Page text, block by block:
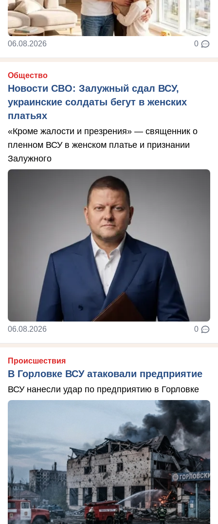
06.08.2026 0
Общество
Новости СВО: Залужный сдал ВСУ,
украинские солдаты бегут в женских
платьях
«Кроме жалости и презрения» — священник о
пленном ВСУ в женском платье и признании
Залужного
06.08.2026 0
Происшествия
В Горловке ВСУ атаковали предприятие
ВСУ нанесли удар по предприятию в Горловке